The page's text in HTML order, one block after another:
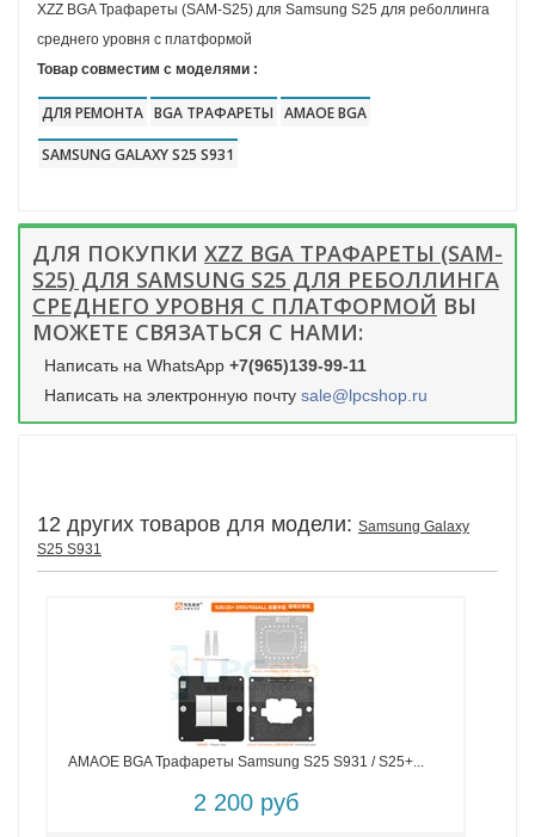
XZZ BGA Трафареты (SAM-S25) для Samsung S25 для реболлинга
среднего уровня с платформой
Товар совместим с моделями :
ДЛЯ РЕМОНТА BGA ТРАФАРЕТЫ AMAOE BGA
SAMSUNG GALAXY S25 S931
ДЛЯ ПОКУПКИ XZZ BGA ТРАФАРЕТЫ (SAM-
S25) ДЛЯ SAMSUNG S25 ДЛЯ РЕБОЛЛИНГА
СРЕДНЕГО УРОВНЯ С ПЛАТФОРМОЙ ВЫ
МОЖЕТЕ СВЯЗАТЬСЯ С НАМИ:
Написать на WhatsApp +7(965)139-99-11
Написать на электронную почту sale@lpcshop.ru
12 других товаров для модели: Samsung Galaxy
S25 S931
AMAOE BGA Трафареты Samsung S25 S931 / S25+...
2 200 руб